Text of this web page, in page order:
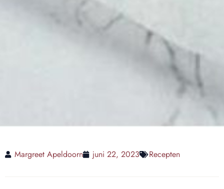
Margreet Apeldoorn juni 22, 2023 Recepten